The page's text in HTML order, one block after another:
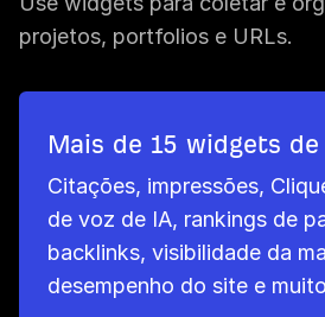
projetos, portfolios e URLs.
Mais de 15 widgets
Citações, impressões,
de voz de IA, rankings de
backlinks, visibilidade da
desempenho do site e